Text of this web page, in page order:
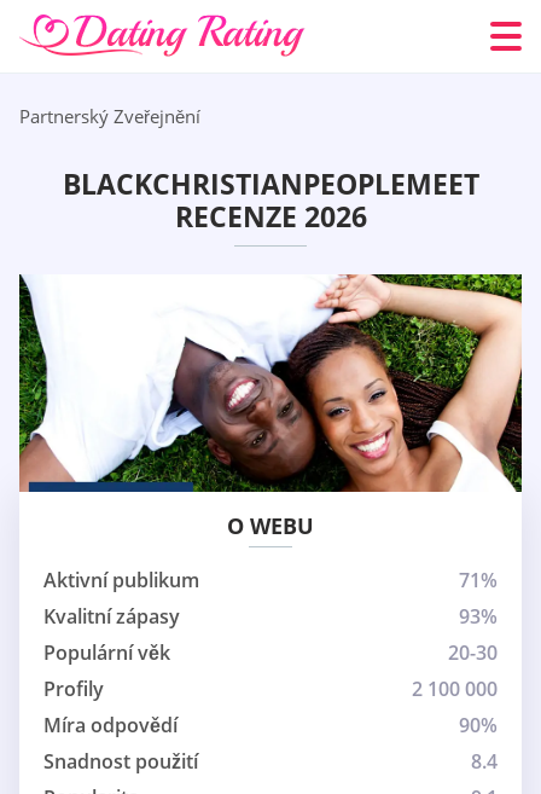
Partnerský Zveřejnění
BLACKCHRISTIANPEOPLEMEET
RECENZE 2026
O WEBU
Aktivní publikum
71%
Kvalitní zápasy
93%
Populární věk
20-30
Profily
2 100 000
Míra odpovědí
90%
Snadnost použití
8.4